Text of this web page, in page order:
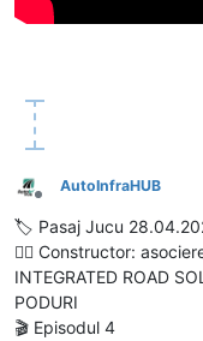
Deconectat
AutoInfraHUB
🏷️ Pasaj Jucu
👷‍♂️ Constructor:
INTEGRATED ROAD
PODURI
🎬 Episodul 4